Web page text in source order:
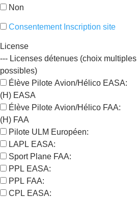
Non
Consentement Inscription site
License
--- Licenses détenues (choix multiples
possibles)
Élève Pilote Avion/Hélico EASA:
(H) EASA
Élève Pilote Avion/Hélico FAA:
(H) FAA
Pilote ULM Européen:
LAPL EASA:
Sport Plane FAA:
PPL EASA:
PPL FAA:
CPL EASA: